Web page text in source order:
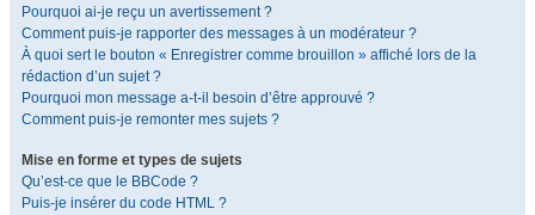
Pourquoi ai-je reçu un avertissement ?
Comment puis-je rapporter des messages à un modérateur ?
À quoi sert le bouton « Enregistrer comme brouillon » affiché lors de la
rédaction d’un sujet ?
Pourquoi mon message a-t-il besoin d’être approuvé ?
Comment puis-je remonter mes sujets ?
Mise en forme et types de sujets
Qu’est-ce que le BBCode ?
Puis-je insérer du code HTML ?